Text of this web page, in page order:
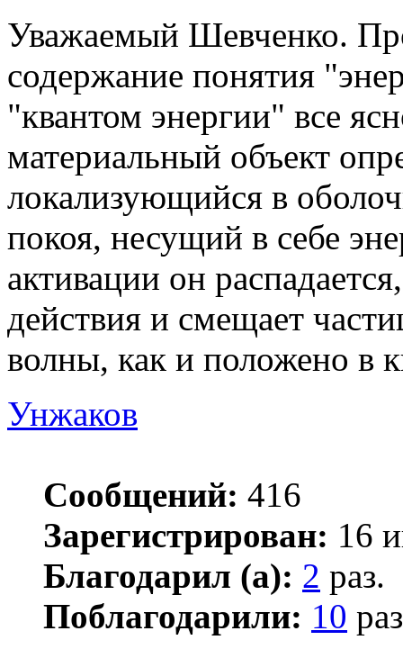
Уважаемый Шевченко.
содержание понятия
"квантом энергии" все
материальный объект
локализующийся в
покоя, несущий в себе
активации он
действия и смещает
волны, как и положено в
Унжаков
Сообщений: 416
Зарегистрирован: 16
Благодарил (а): 2 раз.
Поблагодарили: 10